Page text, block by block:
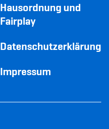
Hausordnung und
Fairplay
Datenschutzerklärung
Impressum